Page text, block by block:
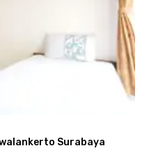
Surabaya